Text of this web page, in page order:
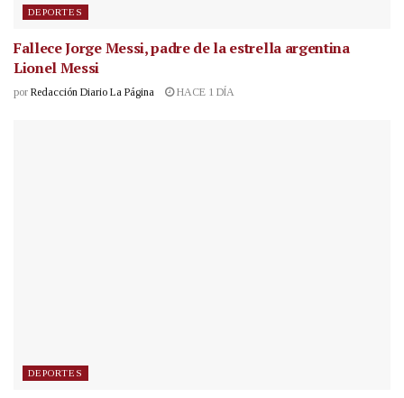
DEPORTES
Fallece Jorge Messi, padre de la estrella argentina
Lionel Messi
por Redacción Diario La Página HACE 1 DÍA
DEPORTES